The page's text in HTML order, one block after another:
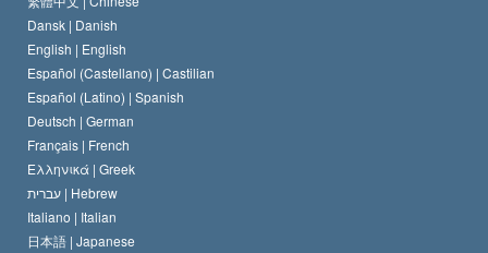
En scientologs kodex
David Miscavige
Kungörelse om religion
Dansk | Danish
English | English
Español (Castellano) | Castilian
Español (Latino) | Spanish
Deutsch | German
Français | French
Ελληνικά | Greek
עברית | Hebrew
Italiano | Italian
日本語 | Japanese